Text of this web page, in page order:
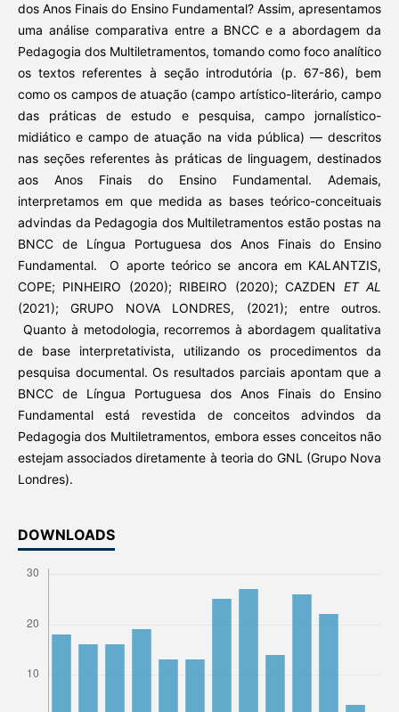
dos Anos Finais do Ensino Fundamental? Assim, apresentamos
uma análise comparativa entre a BNCC e a abordagem da
Pedagogia dos Multiletramentos, tomando como foco analítico
os textos referentes à seção introdutória (p. 67-86), bem
como os campos de atuação (campo artístico-literário, campo
das práticas de estudo e pesquisa, campo jornalístico-
midiático e campo de atuação na vida pública) — descritos
nas seções referentes às práticas de linguagem, destinados
aos Anos Finais do Ensino Fundamental. Ademais,
interpretamos em que medida as bases teórico-conceituais
advindas da Pedagogia dos Multiletramentos estão postas na
BNCC de Língua Portuguesa dos Anos Finais do Ensino
Fundamental. O aporte teórico se ancora em KALANTZIS,
COPE; PINHEIRO (2020); RIBEIRO (2020); CAZDEN ET AL
(2021); GRUPO NOVA LONDRES, (2021); entre outros.
Quanto à metodologia, recorremos à abordagem qualitativa
de base interpretativista, utilizando os procedimentos da
pesquisa documental. Os resultados parciais apontam que a
BNCC de Língua Portuguesa dos Anos Finais do Ensino
Fundamental está revestida de conceitos advindos da
Pedagogia dos Multiletramentos, embora esses conceitos não
estejam associados diretamente à teoria do GNL (Grupo Nova
Londres).
DOWNLOADS